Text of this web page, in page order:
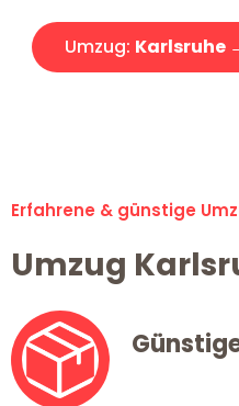
Umzug: Karlsruhe
Erfahrene & günstige
Umzug